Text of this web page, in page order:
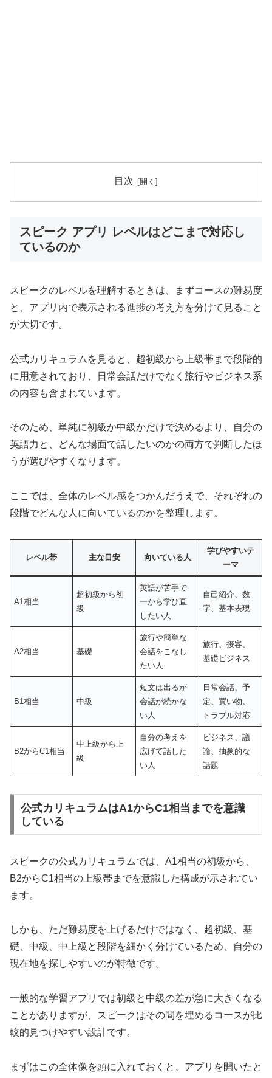
目次
スピーク アプリ レベルはどこまで対応し
ているのか
スピークのレベルを理解するときは、まずコースの難易度
と、アプリ内で表示される進捗の考え方を分けて見ること
が大切です。
公式カリキュラムを見ると、超初級から上級帯まで段階的
に用意されており、日常会話だけでなく旅行やビジネス系
の内容も含まれています。
そのため、単純に初級か中級かだけで決めるより、自分の
英語力と、どんな場面で話したいのかの両方で判断したほ
うが選びやすくなります。
ここでは、全体のレベル感をつかんだうえで、それぞれの
段階でどんな人に向いているのかを整理します。
レベル帯 主な目安 向いている人
学びやすいテ
ーマ
A1相当
超初級から初
級
英語が苦手で
一から学び直
したい人
自己紹介、数
字、基本表現
A2相当 基礎
旅行や簡単な
会話をこなし
たい人
旅行、接客、
基礎ビジネス
B1相当 中級
短文は出るが
会話が続かな
い人
日常会話、予
定、買い物、
トラブル対応
B2からC1相当
中上級から上
級
自分の考えを
広げて話した
い人
ビジネス、議
論、抽象的な
話題
公式カリキュラムはA1からC1相当までを意識
している
スピークの公式カリキュラムでは、A1相当の初級から、
B2からC1相当の上級帯までを意識した構成が示されてい
ます。
しかも、ただ難易度を上げるだけではなく、超初級、基
礎、中級、中上級と段階を細かく分けているため、自分の
現在地を探しやすいのが特徴です。
一般的な学習アプリでは初級と中級の差が急に大きくなる
ことがありますが、スピークはその間を埋めるコースが比
較的見つけやすい設計です。
まずはこの全体像を頭に入れておくと、アプリを開いたと